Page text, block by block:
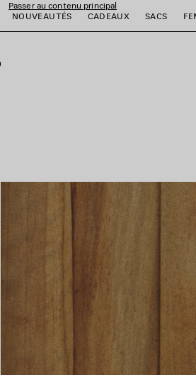
Passer au contenu principal
NOUVEAUTÉS
CADEAUX SACS